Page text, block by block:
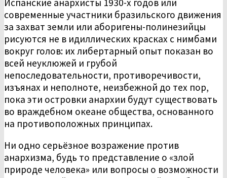
Испанские анархисты 1930-х годов или
современные участники бразильского движения
за захват земли или аборигены-полинезийцы
рисуются не в идиллических красках с нимбами
вокруг голов: их либертарный опыт показан во
всей неуклюжей и грубой
непоследовательности, противоречивости,
изъянах и неполноте, неизбежной до тех пор,
пока эти островки анархии будут существовать
во враждебном океане общества, основанного
на противоположных принципах.
Ни одно серьёзное возражение против
анархизма, будь то представление о «злой
природе человека» или вопросы о возможности